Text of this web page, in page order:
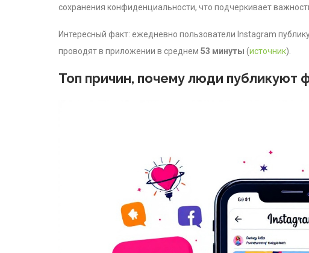
сохранения конфиденциальности, что подчеркивает
Интересный факт: ежедневно пользователи Instagram
проводят в приложении в среднем 53 минуты (источник).
Топ причин, почему люди публикуют